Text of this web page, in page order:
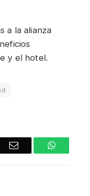
a la alianza
y el hotel.
Email WhatsApp